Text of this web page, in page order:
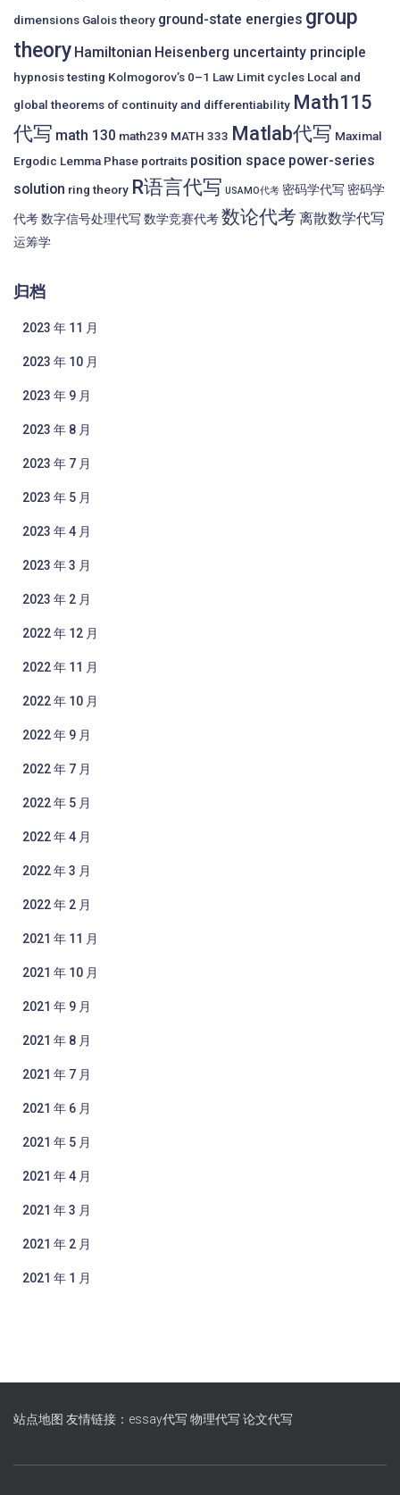
dimensions Galois theory ground-state energies group
theory Hamiltonian Heisenberg uncertainty principle
hypnosis testing Kolmogorov’s 0–1 Law Limit cycles Local and
global theorems of continuity and differentiability Math115
代写 math 130 math239 MATH 333 Matlab代写 Maximal
Ergodic Lemma Phase portraits position space power-series
solution ring theory R语言代写 USAMO代考 密码学代写 密码学
代考数字信号处理代写 数学竞赛代考数论代考 离散数学代写
运筹学
归档
2023 年 11 月
2023 年 10 月
2023 年 9 月
2023 年 8 月
2023 年 7 月
2023 年 5 月
2023 年 4 月
2023 年 3 月
2023 年 2 月
2022 年 12 月
2022 年 11 月
2022 年 10 月
2022 年 9 月
2022 年 7 月
2022 年 5 月
2022 年 4 月
2022 年 3 月
2022 年 2 月
2021 年 11 月
2021 年 10 月
2021 年 9 月
2021 年 8 月
2021 年 7 月
2021 年 6 月
2021 年 5 月
2021 年 4 月
2021 年 3 月
2021 年 2 月
2021 年 1 月
站点地图 友情链接：essay代写 物理代写 论文代写